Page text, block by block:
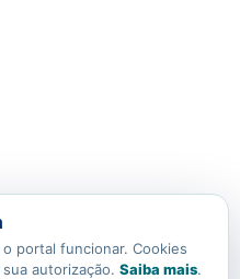
portal funcionar. Cookies
autorização. Saiba mais.